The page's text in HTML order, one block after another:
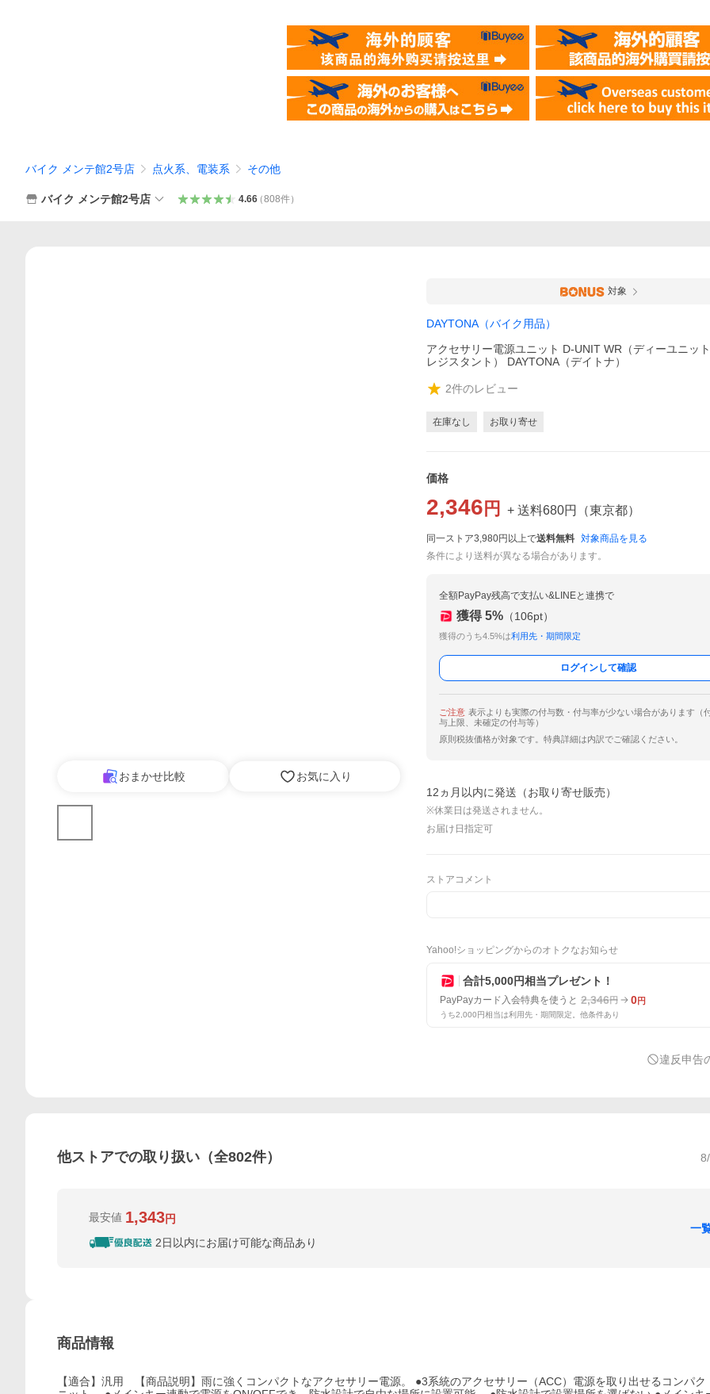
バイク メンテ館2号店 点火系、電装系 その他
バイク メンテ館2号店 4.66（808件）
おまかせ比較 お気に入り
対象
DAYTONA（バイク用品）
アクセサリー電源ユニット D-UNIT WR（ディーユニッ
レジスタント） DAYTONA（デイトナ）
2件のレビュー
在庫なし お取り寄せ
価格
2,346 円 + 送料680円 （東京都）
同一ストア3,980円以上で送料無料 対象商品を見る
条件により送料が異なる場合があります。
全額PayPay残高で支払い&LINEと連携で
獲得 5% （106pt）
獲得のうち4.5%は利用先・期間限定
ログインして確認
ご注意 表示よりも実際の付与数・付与率が少ない場合があります（
与上限、未確定の付与等）
原則税抜価格が対象です。特典詳細は内訳でご確認ください。
12ヵ月以内に発送（お取り寄せ販売）
※休業日は発送されません。
お届け日指定可
ストアコメント
Yahoo!ショッピングからのオトクなお知らせ
合計5,000円相当プレゼント！
PayPayカード入会特典を使うと 2,346円 0円
うち2,000円相当は利用先・期間限定。他条件あり
違反申告
他ストアでの取り扱い（全802件）
最安値 1,343円
2日以内にお届け可能な商品あり
一
商品情報
【適合】汎用 【商品説明】雨に強くコンパクトなアクセサリー電源。 ●3系統のアクセサリー（ACC）電源を取り出せるコンパク